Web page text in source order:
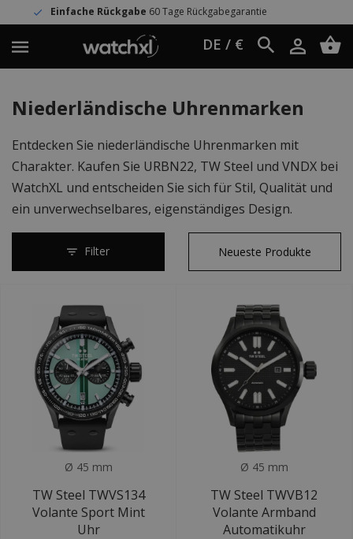
60 Tage Rückgabegarantie
DE / €
Niederländische Uhrenmarken
Entdecken Sie niederländische Uhrenmarken mit
Charakter. Kaufen Sie URBN22, TW Steel und VNDX bei
WatchXL und entscheiden Sie sich für Stil, Qualität und
ein unverwechselbares, eigenständiges Design.
Filter
Ø 45 mm
TW Steel TWVS134
Volante Sport Mint
Uhr
Ø 45 mm
TW Steel TWVB12
Volante Armband
Automatikuhr